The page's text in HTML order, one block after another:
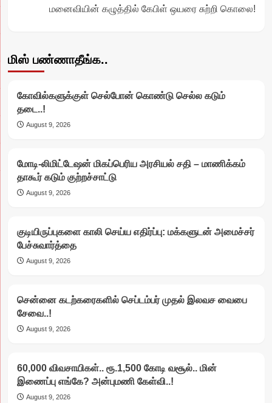
மனைவியின் கழுத்தில் கேபிள் ஒயரை சுற்றி கொலை!
மிஸ் பண்ணாதீங்க..
கோவில்களுக்குள் செல்போன் கொண்டு செல்ல கடும்
தடை..!
August 9, 2026
மோடி-லிமிட்டேஷன் மிகப்பெரிய அரசியல் சதி – மாணிக்கம்
தாகூர் கடும் குற்றச்சாட்டு
August 9, 2026
குடியிருப்புகளை காலி செய்ய எதிர்ப்பு: மக்களுடன் அமைச்சர்
பேச்சுவார்த்தை
August 9, 2026
சென்னை கடற்கரைகளில் செப்டம்பர் முதல் இலவச வைபை
சேவை..!
August 9, 2026
60,000 விவசாயிகள்.. ரூ.1,500 கோடி வசூல்.. மின்
இணைப்பு எங்கே? அன்புமணி கேள்வி..!
August 9, 2026